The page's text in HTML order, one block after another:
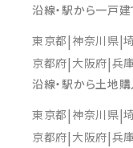
沿線・駅から一戸
東京都 神奈川県
京都府 大阪府 兵
沿線・駅から土地
東京都 神奈川県
京都府 大阪府 兵